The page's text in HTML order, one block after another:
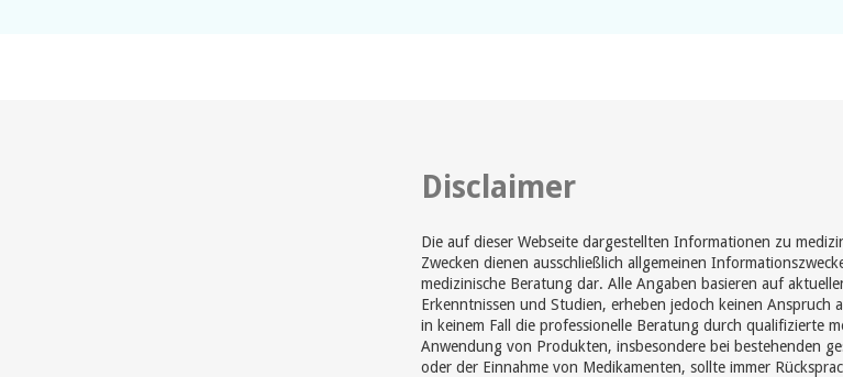
Disclaimer
Die auf dieser Webseite dargestellten Informationen zu
Zwecken dienen ausschließlich allgemeinen
medizinische Beratung dar. Alle Angaben basieren auf
Erkenntnissen und Studien, erheben jedoch keinen Anspruch
in keinem Fall die professionelle Beratung durch qualifizierte
Anwendung von Produkten, insbesondere bei bestehenden
oder der Einnahme von Medikamenten, sollte immer